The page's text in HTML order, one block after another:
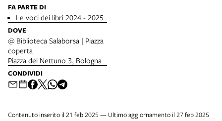
FA PARTE DI
Le voci dei libri 2024 - 2025
DOVE
@ Biblioteca Salaborsa | Piazza
coperta
Piazza del Nettuno 3, Bologna
CONDIVIDI
Contenuto inserito il 21 feb 2025 — Ultimo aggiornamento il 27 feb 2025